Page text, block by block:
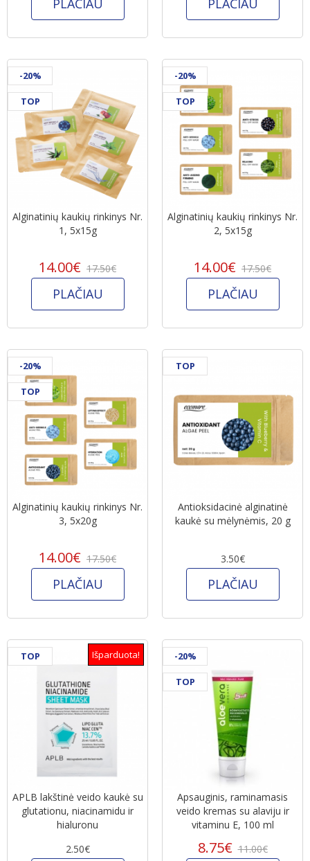
PLAČIAU PLAČIAU
Alginatinių kaukių rinkinys Nr.
1, 5x15g
14.00€ 17.50€
PLAČIAU
-20%
TOP
Alginatinių kaukių rinkinys Nr.
2, 5x15g
14.00€ 17.50€
PLAČIAU
-20%
TOP
Alginatinių kaukių rinkinys Nr.
3, 5x20g
14.00€ 17.50€
PLAČIAU
-20%
TOP
Antioksidacinė alginatinė
kaukė su mėlynėmis, 20 g
3.50€
PLAČIAU
TOP
Išparduota!
APLB lakštinė veido kaukė su
glutationu, niacinamidu ir
hialuronu
2.50€
TOP
Apsauginis, raminamasis
veido kremas su alaviju ir
vitaminu E, 100 ml
8.75€ 11.00€
-20%
TOP